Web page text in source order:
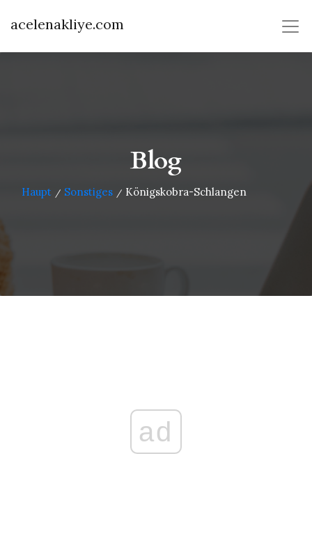
acelenakliye.com
Blog
Haupt / Sonstiges / Königskobra-Schlangen
ad